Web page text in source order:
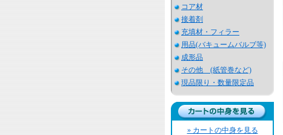
コア材
接着剤
充填材・フィラー
用品(バキュームバルブ等)
成形品
その他 (紙管巻など)
現品限り・数量限定品
» カートの中身を見る